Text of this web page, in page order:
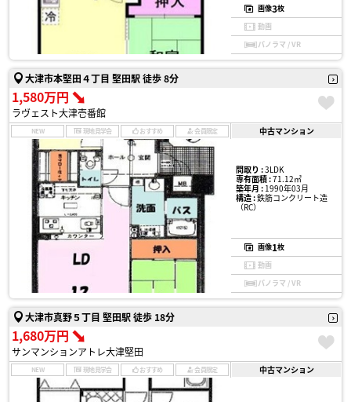
画像3枚
動画
パノラマ / VR
大津市本堅田４丁目 堅田駅 徒歩 8分
1,580万円
ラヴェスト大津壱番館
NEW 現地見学会 おすすめ 会員限定 中古マンション
間取り :3LDK
専有面積 :71.12㎡
築年月 :1990年03月
構造 :鉄筋コンクリート造
（RC）
画像1枚
動画
パノラマ / VR
大津市真野５丁目 堅田駅 徒歩 18分
1,680万円
サンマンションアトレ大津堅田
NEW 現地見学会 おすすめ 会員限定 中古マンション